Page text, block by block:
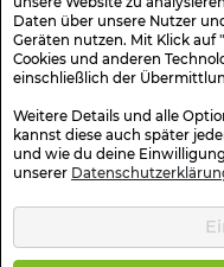
Daten über unsere Nutzer
Geräten nutzen. Mit Klick
Cookies und anderen
einschließlich der
Weitere Details und alle
kannst diese auch später
und wie du deine
unserer
Versand &
Sicher Einkaufen
Kotte & Zeller 2026 © Alle